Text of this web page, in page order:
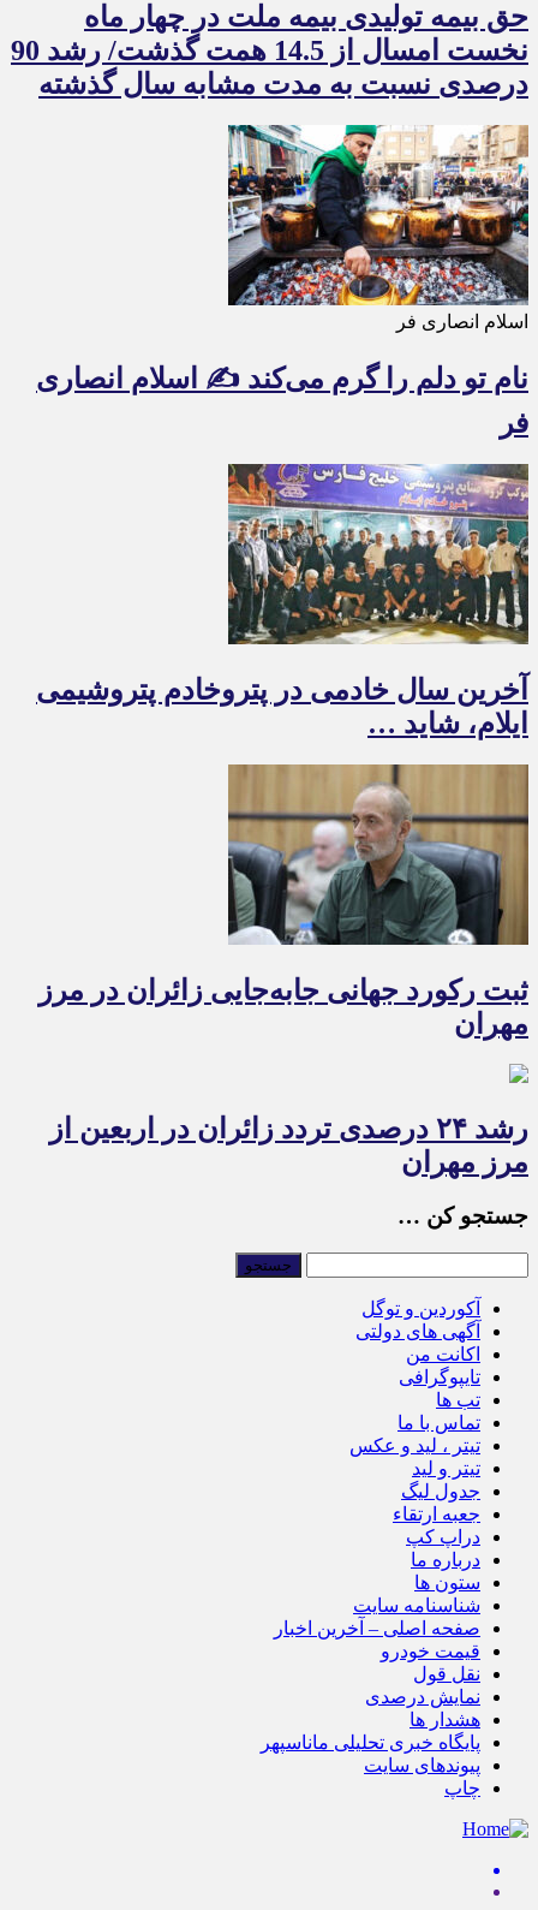
حق بیمه تولیدی بیمه ملت در چهار ماه
نخست امسال از 14.5 همت گذشت/ رشد 90
درصدی نسبت به مدت مشابه سال گذشته
اسلام انصاری فر
نام تو دلم را گرم می‌کند ✍️ اسلام انصاری
فر
آخرین سال خادمی در پتروخادم پتروشیمی
ایلام، شاید …
ثبت رکورد جهانی جابه‌جایی زائران در مرز
مهران
رشد ۲۴ درصدی تردد زائران در اربعین از
مرز مهران
جستجو کن …
آکوردین و توگل
آگهی های دولتی
اکانت من
تایپوگرافی
تب ها
تماس با ما
تیتر ، لید و عکس
تیتر و لید
جدول لیگ
جعبه ارتقاء
دراپ کپ
درباره ما
ستون ها
شناسنامه سایت
صفحه اصلی – آخرین اخبار
قیمت خودرو
نقل قول
نمایش درصدی
هشدار ها
پایگاه خبری تحلیلی ماناسپهر
پیوندهای سایت
چاپ